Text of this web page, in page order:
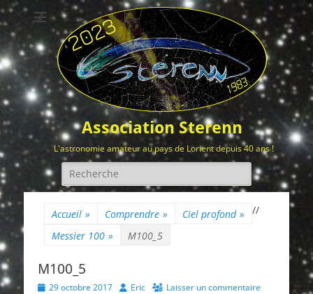
Association Sterenn
L'astronomie amateur au pays de Lorient depuis 40 ans !
Rechercher :
Accueil » Comprendre » /
Ciel profond »
/
Messier 100 » M100_5
M100_5
Posted
29 octobre 2017 Author
Eric Laisser un commentaire